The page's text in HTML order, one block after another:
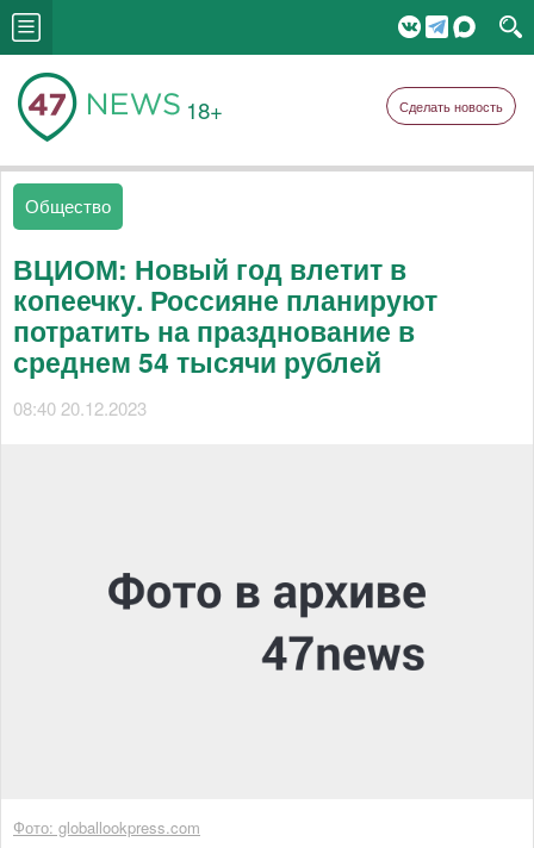
18+ Сделать новость
Общество
ВЦИОМ: Новый год влетит в
копеечку. Россияне планируют
потратить на празднование в
среднем 54 тысячи рублей
08:40 20.12.2023
Фото: globallookpress.com